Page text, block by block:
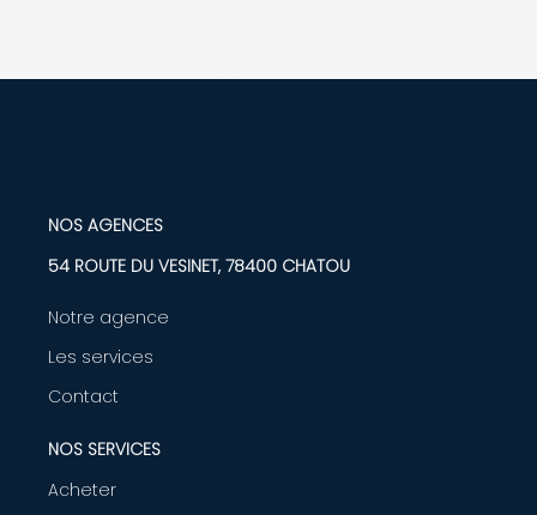
NOS AGENCES
54 ROUTE DU VESINET, 78400 CHATOU
Notre agence
Les services
Contact
NOS SERVICES
Acheter